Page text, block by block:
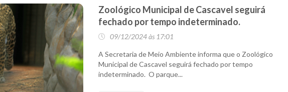
Zoológico Municipal de Cascavel seguirá
fechado por tempo indeterminado.
09/12/2024 às 17:01
A Secretaria de Meio Ambiente informa que o Zoológico
Municipal de Cascavel seguirá fechado por tempo
indeterminado. O parque...